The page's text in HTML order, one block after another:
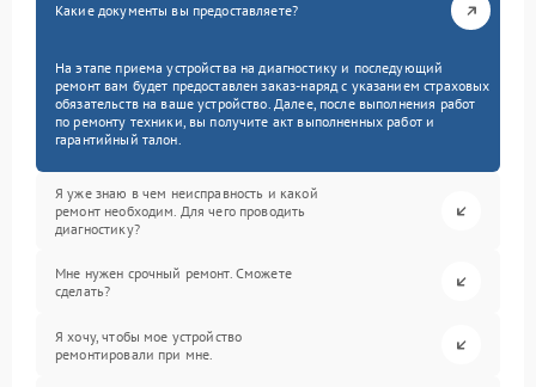
Какие документы вы предоставляете?
На этапе приема устройства на диагностику и последующий
ремонт вам будет предоставлен заказ-наряд с указанием страховых
обязательств на ваше устройство. Далее, после выполнения работ
по ремонту техники, вы получите акт выполненных работ и
гарантийный талон.
Я уже знаю в чем неисправность и какой
ремонт необходим. Для чего проводить
диагностику?
Мне нужен срочный ремонт. Сможете
сделать?
Я хочу, чтобы мое устройство
ремонтировали при мне.